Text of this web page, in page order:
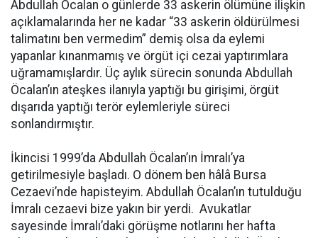
Abdullah Öcalan o günlerde 33 askerin ölümüne ilişkin
açıklamalarında her ne kadar “33 askerin öldürülmesi
talimatını ben vermedim” demiş olsa da eylemi
yapanlar kınanmamış ve örgüt içi cezai yaptırımlara
uğramamışlardır. Üç aylık sürecin sonunda Abdullah
Öcalan’ın ateşkes ilanıyla yaptığı bu girişimi, örgüt
dışarıda yaptığı terör eylemleriyle süreci
sonlandırmıştır.
İkincisi 1999’da Abdullah Öcalan’ın İmralı’ya
getirilmesiyle başladı. O dönem ben hâlâ Bursa
Cezaevi’nde hapisteyim. Abdullah Öcalan’ın tutulduğu
İmralı cezaevi bize yakın bir yerdi. Avukatlar
sayesinde İmralı’daki görüşme notlarını her hafta